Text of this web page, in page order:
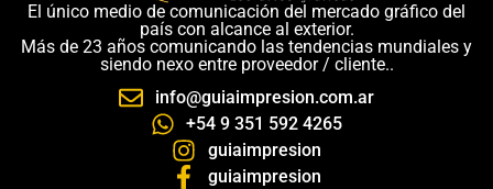
El único medio de comunicación del mercado gráfico del
país con alcance al exterior.
Más de 23 años comunicando las tendencias mundiales y
siendo nexo entre proveedor / cliente..
info@guiaimpresion.com.ar
+54 9 351 592 4265
guiaimpresion
guiaimpresion